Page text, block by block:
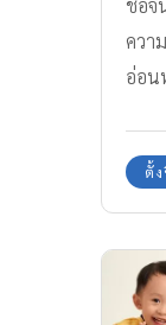
ชื่อจี
ควา
อ่อน
ตั้